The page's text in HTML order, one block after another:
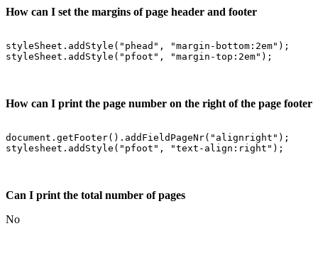
How can I set the margins of page header and footer
styleSheet.addStyle("phead", "margin-bottom:2em");
How can I print the page number on the right of the page footer
document.getFooter().addFieldPageNr("alignright");
Can I print the total number of pages
No